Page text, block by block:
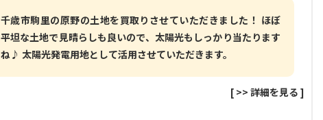
千歳市駒里の原野の土地を買取りさせていただきました！ ほぼ
平坦な土地で見晴らしも良いので、太陽光もしっかり当たります
ね♪ 太陽光発電用地として活用させていただきます。
[ >> 詳細を見る ]